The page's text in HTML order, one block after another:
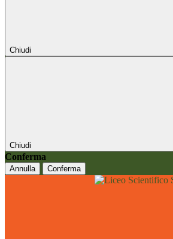
Chiudi
Chiudi
Conferma
Annulla Conferma